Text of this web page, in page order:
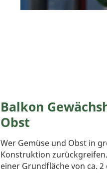
Balkon
Obst
Wer Gemüse und Obst in
Konstruktion
einer Grundfläche von ca. 2